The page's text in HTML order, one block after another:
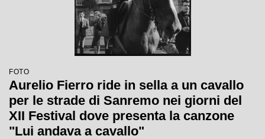
FOTO
Aurelio Fierro ride in sella a un cavallo
per le strade di Sanremo nei giorni del
XII Festival dove presenta la canzone
"Lui andava a cavallo"